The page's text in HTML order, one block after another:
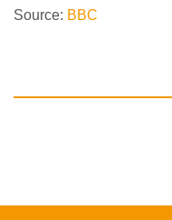
Source: BBC